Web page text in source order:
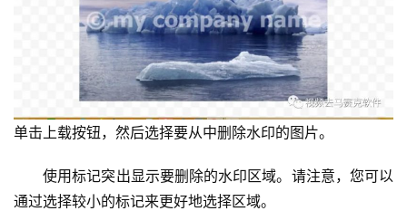
单击上载按钮，然后选择要从中删除水印的图片。
使用标记突出显示要删除的水印区域。请注意，您可以
通过选择较小的标记来更好地选择区域。